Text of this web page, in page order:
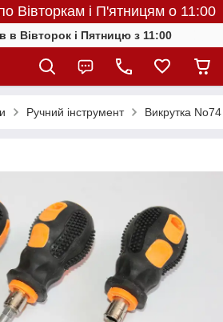
Вівторкам і П'ятницям о 11:00
в Вівторок і Пятницю з 11:00
Ручний інструмент Викрутка No74